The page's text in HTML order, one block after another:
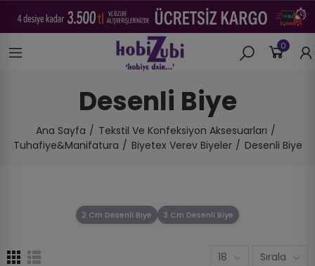
0
Desenli Biye
Ana Sayfa
Tekstil Ve Konfeksiyon Aksesuarları
Tuhafiye&Manifatura
Biyetex Verev Biyeler Desenli Biye
2 Cm Desenli Biye 3 Cm Desenli Biye
18 Sırala